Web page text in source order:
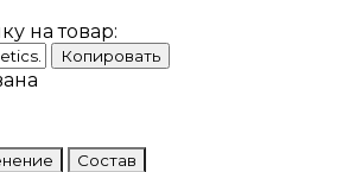
на товар:
Копировать
Состав